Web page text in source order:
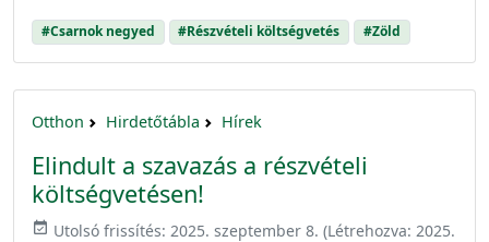
#Csarnok negyed #Részvételi költségvetés #Zöld
Otthon Hirdetőtábla Hírek
Elindult a szavazás a részvételi
költségvetésen!
event_available Utolsó frissítés: 2025. szeptember 8. (Létrehozva: 2025.